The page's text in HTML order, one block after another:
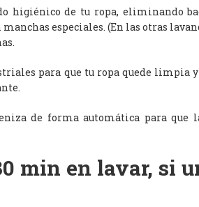
higiénico de tu ropa, eliminando
especiales. (En las otras
para que tu ropa quede limpia
de forma automática para
min en lavar, si